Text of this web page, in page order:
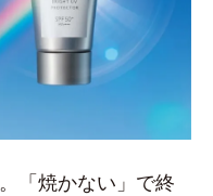
。「焼かない」で終